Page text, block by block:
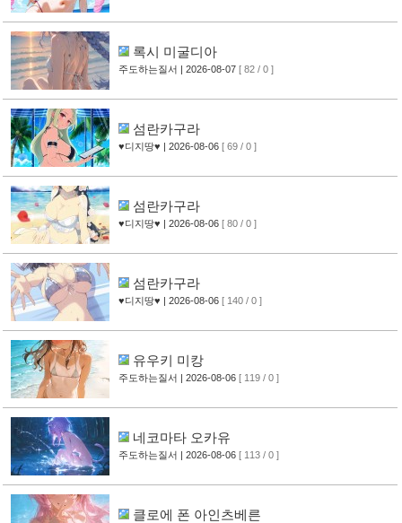
록시 미굴디아
주도하는질서 | 2026-08-07 [ 82 / 0 ]
섬란카구라
♥디지땅♥ | 2026-08-06 [ 69 / 0 ]
섬란카구라
♥디지땅♥ | 2026-08-06 [ 80 / 0 ]
섬란카구라
♥디지땅♥ | 2026-08-06 [ 140 / 0 ]
유우키 미캉
주도하는질서 | 2026-08-06 [ 119 / 0 ]
네코마타 오카유
주도하는질서 | 2026-08-06 [ 113 / 0 ]
클로에 폰 아인츠베른